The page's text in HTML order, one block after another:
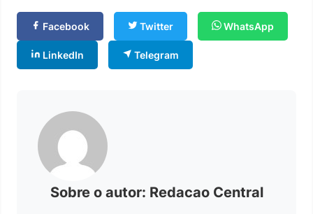
Facebook Twitter WhatsApp
LinkedIn Telegram
Sobre o autor: Redacao Central